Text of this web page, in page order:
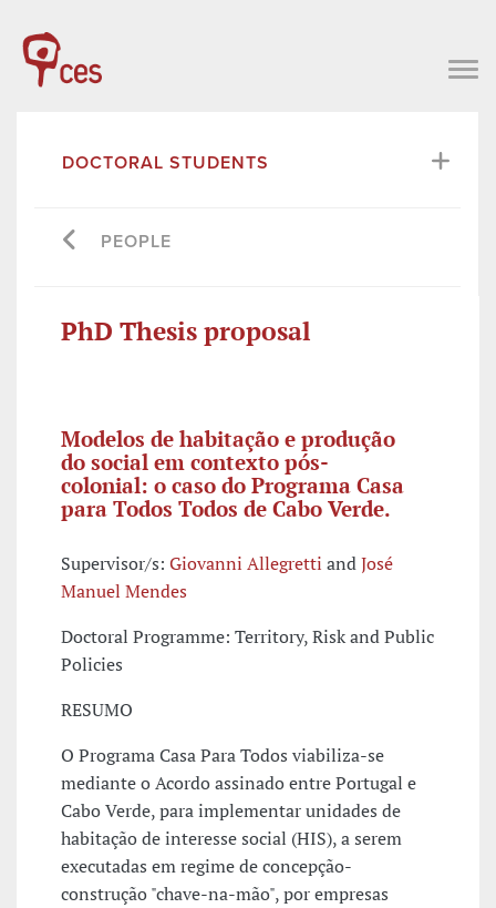
DOCTORAL STUDENTS
PEOPLE
PhD Thesis proposal
Modelos de habitação e produção
do social em contexto pós-
colonial: o caso do Programa Casa
para Todos Todos de Cabo Verde.
Supervisor/s: Giovanni Allegretti andJosé
Manuel Mendes
Doctoral Programme: Territory, Risk and Public
Policies
RESUMO
O Programa Casa Para Todos viabiliza-se
mediante o Acordo assinado entre Portugal e
Cabo Verde, para implementar unidades de
habitação de interesse social (HIS), a serem
executadas em regime de concepção-
construção "chave-na-mão", por empresas